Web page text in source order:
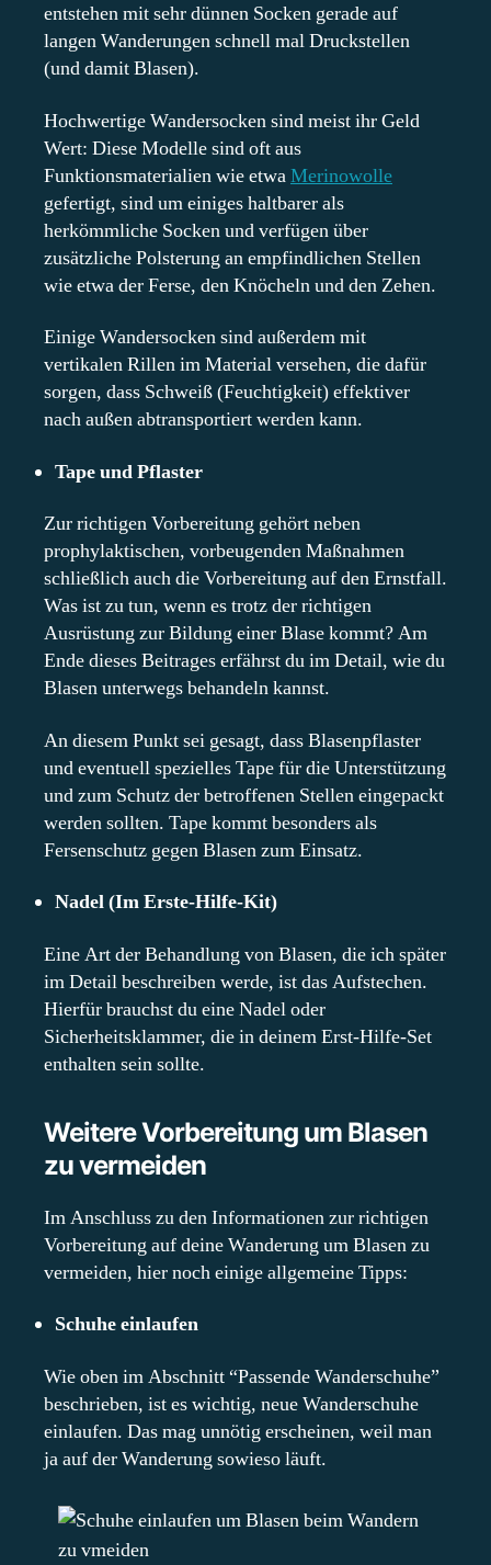
entstehen mit sehr dünnen Socken gerade auf
langen Wanderungen schnell mal Druckstellen
(und damit Blasen).
Hochwertige Wandersocken sind meist ihr Geld
Wert: Diese Modelle sind oft aus
Funktionsmaterialien wie etwaMerinowolle
gefertigt, sind um einiges haltbarer als
herkömmliche Socken und verfügen über
zusätzliche Polsterung an empfindlichen Stellen
wie etwa der Ferse, den Knöcheln und den Zehen.
Einige Wandersocken sind außerdem mit
vertikalen Rillen im Material versehen, die dafür
sorgen, dass Schweiß (Feuchtigkeit) effektiver
nach außen abtransportiert werden kann.
Tape und Pflaster
Zur richtigen Vorbereitung gehört neben
prophylaktischen, vorbeugenden Maßnahmen
schließlich auch die Vorbereitung auf den Ernstfall.
Was ist zu tun, wenn es trotz der richtigen
Ausrüstung zur Bildung einer Blase kommt? Am
Ende dieses Beitrages erfährst du im Detail, wie du
Blasen unterwegs behandeln kannst.
An diesem Punkt sei gesagt, dass Blasenpflaster
und eventuell spezielles Tape für die Unterstützung
und zum Schutz der betroffenen Stellen eingepackt
werden sollten. Tape kommt besonders als
Fersenschutz gegen Blasen zum Einsatz.
Nadel (Im Erste-Hilfe-Kit)
Eine Art der Behandlung von Blasen, die ich später
im Detail beschreiben werde, ist das Aufstechen.
Hierfür brauchst du eine Nadel oder
Sicherheitsklammer, die in deinem Erst-Hilfe-Set
enthalten sein sollte.
Weitere Vorbereitung um Blasen
zu vermeiden
Im Anschluss zu den Informationen zur richtigen
Vorbereitung auf deine Wanderung um Blasen zu
vermeiden, hier noch einige allgemeine Tipps:
Schuhe einlaufen
Wie oben im Abschnitt “Passende Wanderschuhe”
beschrieben, ist es wichtig, neue Wanderschuhe
einlaufen. Das mag unnötig erscheinen, weil man
ja auf der Wanderung sowieso läuft.